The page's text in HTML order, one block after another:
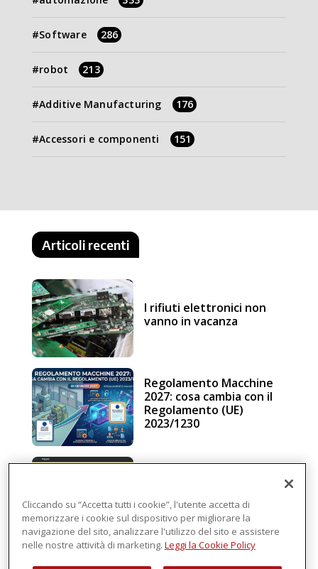
Software 286
robot 213
Additive Manufacturing 176
Accessori e componenti 151
Articoli recenti
I rifiuti elettronici non
vanno in vacanza
Regolamento Macchine
2027: cosa cambia con il
Regolamento (UE)
2023/1230
intelligenza in cloud
Cliccando su “Accetta tutti i cookie”, l'utente accetta di
memorizzare i cookie sul dispositivo per migliorare la
navigazione del sito, analizzare l'utilizzo del sito e assistere
nelle nostre attività di marketing. Leggi la Cookie Policy